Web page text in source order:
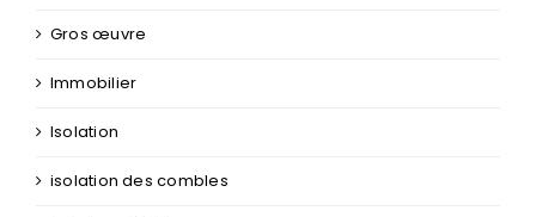
Gros œuvre
Immobilier
Isolation
isolation des combles